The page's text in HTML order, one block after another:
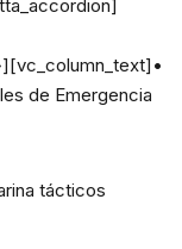
de Emergencia
tácticos